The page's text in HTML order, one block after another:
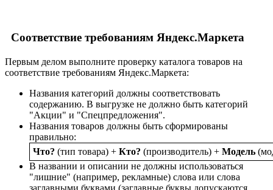
Соответствие требованиям Яндекс.Маркета
Первым делом выполните проверку каталога товаров на
соответствие требованиям Яндекс.Маркета:
Названия категорий должны соответствовать
содержанию. В выгрузке не должно быть категорий
"Акции" и "Спецпредложения".
Названия товаров должны быть сформированы
правильно:
Что? (тип товара) + Кто? (производитель) + Модель
В названии и описании не должны использоваться
"лишние" (например, рекламные) слова или слова
заглавными буквами (заглавные буквы допускаются